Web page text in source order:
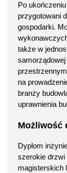
Po
przygotowani
gospodarki.
także w
na
branży
uprawnienia
Możliwość
Dyplom
szerokie drzwi
magisterskich